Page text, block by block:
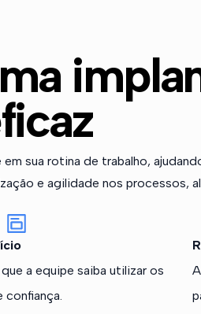
sua rotina de trabalho,
e agilidade nos
a equipe saiba utilizar os
confiança.